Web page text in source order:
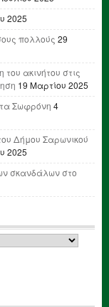
2025
πολλούς 29
του ακινήτου στις
19 Μαρτίου 2025
Σωφρόνη 4
Δήμου Σαρωνικού
2025
σκανδάλων στο